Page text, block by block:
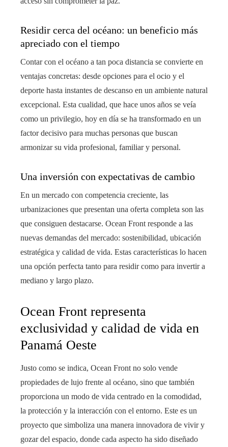
Residir cerca del océano: un beneficio más
apreciado con el tiempo
Contar con el océano a tan poca distancia se convierte en
ventajas concretas: desde opciones para el ocio y el
deporte hasta instantes de descanso en un ambiente natural
excepcional. Esta cualidad, que hace unos años se veía
como un privilegio, hoy en día se ha transformado en un
factor decisivo para muchas personas que buscan
armonizar su vida profesional, familiar y personal.
Una inversión con expectativas de cambio
En un mercado con competencia creciente, las
urbanizaciones que presentan una oferta completa son las
que consiguen destacarse. Ocean Front responde a las
nuevas demandas del mercado: sostenibilidad, ubicación
estratégica y calidad de vida. Estas características lo hacen
una opción perfecta tanto para residir como para invertir a
mediano y largo plazo.
Ocean Front representa
exclusividad y calidad de vida en
Panamá Oeste
Justo como se indica, Ocean Front no solo vende
propiedades de lujo frente al océano, sino que también
proporciona un modo de vida centrado en la comodidad,
la protección y la interacción con el entorno. Este es un
proyecto que simboliza una manera innovadora de vivir y
gozar del espacio, donde cada aspecto ha sido diseñado